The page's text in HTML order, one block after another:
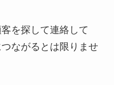
を探して連絡して
ながるとは限りませ